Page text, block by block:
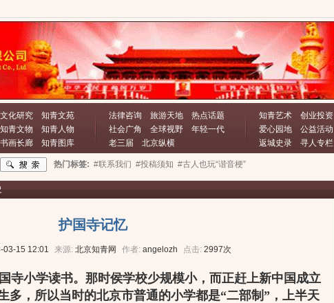
文化研究
知青文苑
知青文物
知青人物
书画长廊 知青图库
法律咨询 旅游天地
热点话题
社会广角
全球视野
年轻一代
老三届
北京纵横
知青艺术 创业投资
爱心园地
公益活动
返城史录
寻人专栏
热门标签: #联系我们 #投稿须知 #古人也玩“谐音梗”
护国寺记忆
03-15 12:01 来源: 北京知青网 作者: angelozh 点击: 2997次
寺小学读书。那时侯学校少规模小，而正赶上新中国成立
多，所以当时的北京市普通的小学都是“二部制”，上半天